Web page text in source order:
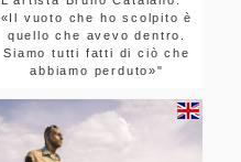
«Il vuoto che ho scolpito è
quello che avevo dentro.
Siamo tutti fatti di ciò che
abbiamo perduto»"